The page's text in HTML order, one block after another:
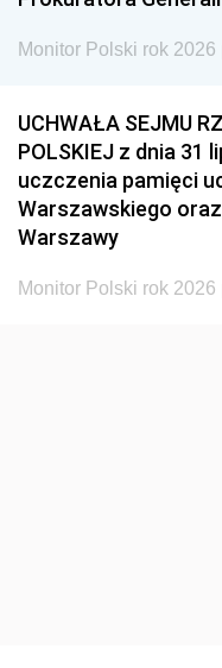
Monitor Polski rok 2026
UCHWAŁA SEJMU
POLSKIEJ z dnia 31
uczczenia pamięci
Warszawskiego
Warszawy
Monitor Polski rok 2026